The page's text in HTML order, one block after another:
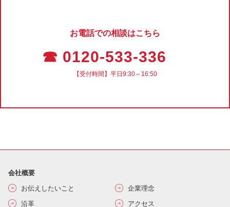
お電話での相談はこちら
☎ 0120-533-336
【受付時間】平日9:30～16:50
会社概要
お伝えしたいこと
企業理念
沿革
アクセス